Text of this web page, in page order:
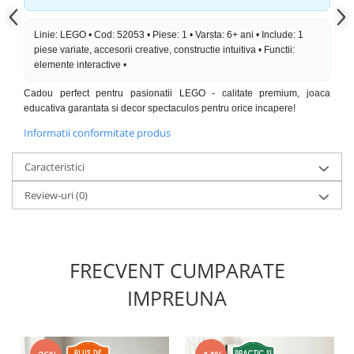
Linie: LEGO • Cod: 52053 • Piese: 1 • Varsta: 6+ ani • Include: 1
piese variate, accesorii creative, constructie intuitiva • Functii:
elemente interactive •
Cadou perfect pentru pasionatii LEGO - calitate premium, joaca
educativa garantata si decor spectaculos pentru orice incapere!
Informatii conformitate produs
Caracteristici
Review-uri(0)
FRECVENT CUMPARATE
IMPREUNA